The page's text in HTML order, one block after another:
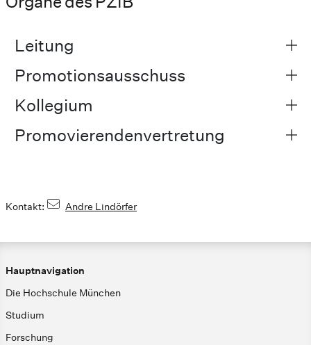
Leitung
Promotionsausschuss
Kollegium
Promovierendenvertretung
Kontakt: Andre Lindörfer
Hauptnavigation
Die Hochschule München
Studium
Forschung